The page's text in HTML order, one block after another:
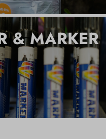
& MARKER